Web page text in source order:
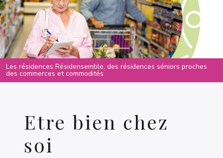
Les résidences Résidensemble, des résidences séniors proches
des commerces et commodités
Etre bien chez
soi